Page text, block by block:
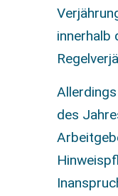
innerhalb
des